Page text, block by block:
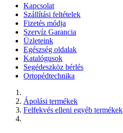
Kapcsolat
Szállítási feltételek
Fizetés módja
Szervíz Garancia
Üzleteink
Egészség oldalak
Katalógusok
Segédeszköz bérlés
Ortopédtechnika
Ápolási termékek
Felfekvés elleni egyéb termékek